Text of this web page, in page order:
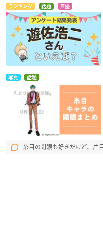
ランキング 話題 声優
写真 話題
糸目の開眼も好きだけど、片